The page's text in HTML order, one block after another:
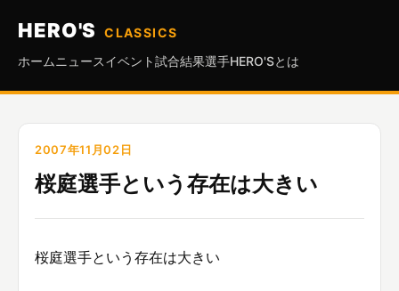
HERO'S
CLASSICS
ホーム ニュースイベント試合結果選手HERO'Sとは
2007年11月02日
桜庭選手という存在は大きい
桜庭選手という存在は大きい